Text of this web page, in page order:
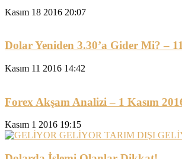
Kasım 18 2016 20:07
Dolar Yeniden 3.30’a Gider Mi? –
Kasım 11 2016 14:42
Forex Akşam Analizi – 1 Kasım
Kasım 1 2016 19:15